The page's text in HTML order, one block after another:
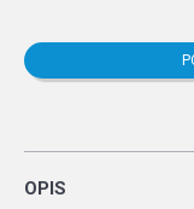
OPIS